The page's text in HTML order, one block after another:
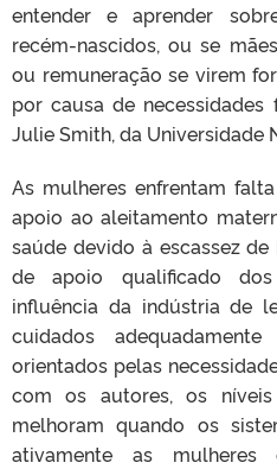
entender e aprender
recém-nascidos, ou se
ou remuneração se virem
por causa de necessidades
Julie Smith, da Universidade
As mulheres enfrentam
apoio ao aleitamento
saúde devido à escassez
de apoio qualificado
influência da indústria de
cuidados
orientados pelas
com os autores, os
melhoram quando os
ativamente as